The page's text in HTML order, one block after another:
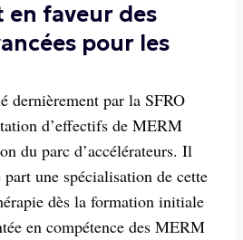
en faveur des
pour les
dernièrement par la SFRO
d’effectifs de MERM
du parc d’accélérateurs. Il
part une spécialisation de cette
dès la formation initiale
en compétence des MERM